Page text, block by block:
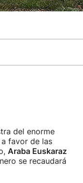
del enorme
favor de las
Araba Euskaraz
se recaudará